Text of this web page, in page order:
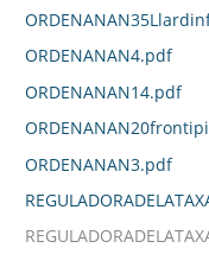
ORDENANAN4.pdf
ORDENANAN14.pdf
ORDENANAN3.pdf